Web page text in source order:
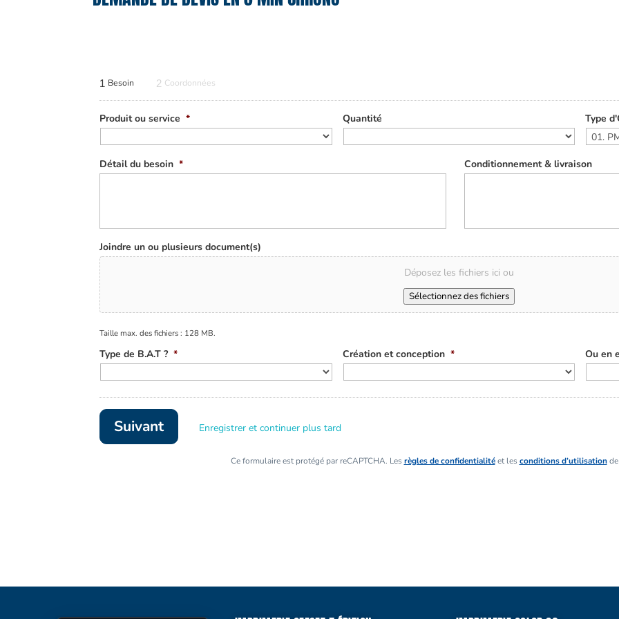
1 Besoin 2 Coordonnées
Produit ou service * Quantité Type
Détail du besoin * Conditionnement & livraison
Joindre un ou plusieurs document(s)
Déposez les fichiers ici ou
Sélectionnez des fichiers
Taille max. des fichiers : 128 MB.
Type de B.A.T ? * Création et conception * Ou en
Enregistrer et continuer plus tard
Ce formulaire est protégé par reCAPTCHA. Les règles de confidentialitéet les conditions d’utilisationde